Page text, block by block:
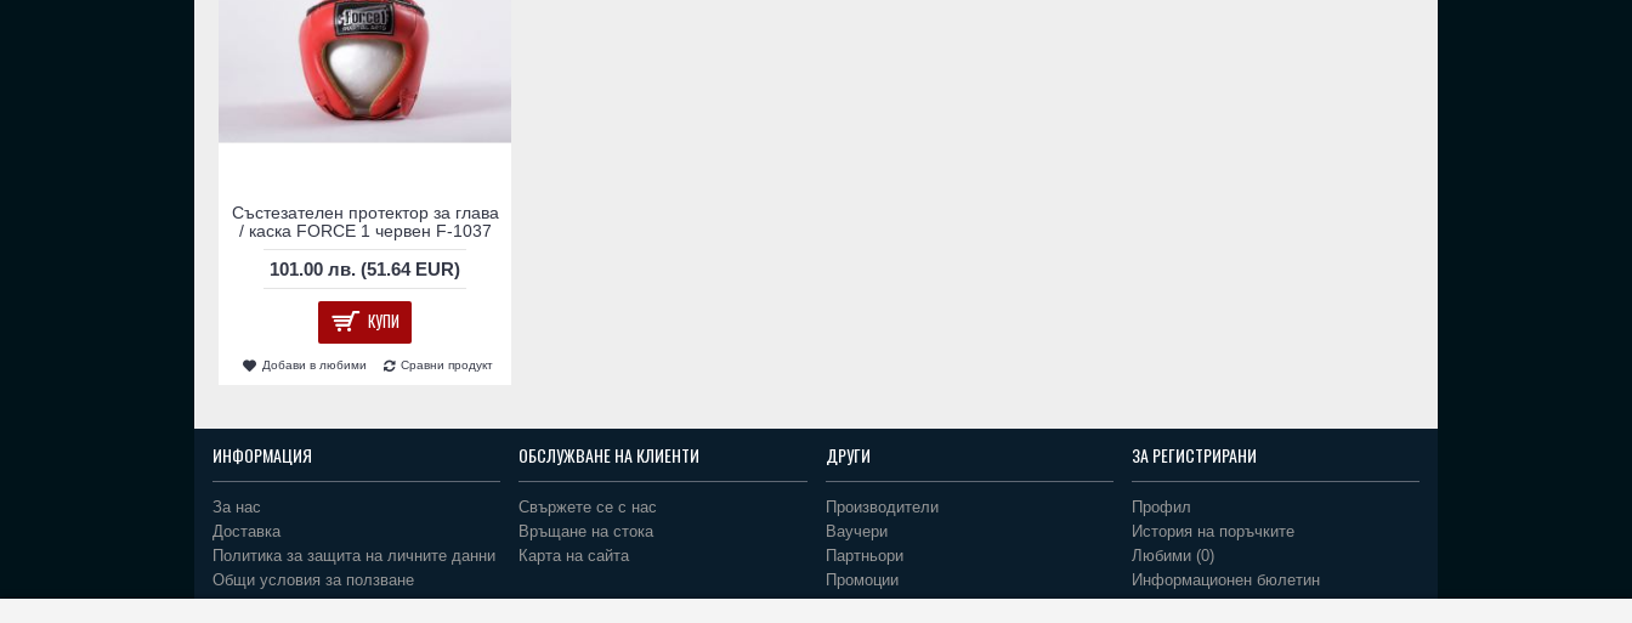
Състезателен протектор за глава
/ каска FORCE 1 червен F-1037
101.00 лв. (51.64 EUR)
КУПИ
Добави в любими Сравни продукт
ИНФОРМАЦИЯ
За нас
Доставка
Политика за защита на личните данни
Общи условия за ползване
ОБСЛУЖВАНЕ НА КЛИЕНТИ
Свържете се с нас
Връщане на стока
Карта на сайта
ДРУГИ
Производители
Ваучери
Партньори
Промоции
ЗА РЕГИСТРИРАНИ
Профил
История на поръчките
Любими (0)
Информационен бюлетин